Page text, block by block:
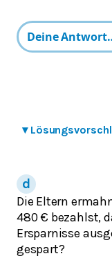
▾
Die Eltern
480 € bezahlst,
Ersparnisse
gespart?